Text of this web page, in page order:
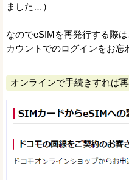
ました…）
なのでeSIMを再発行する際
カウントでのログインをお忘
オンラインで手続きすれば